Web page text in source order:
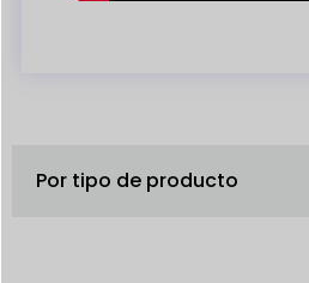
Por tipo de producto